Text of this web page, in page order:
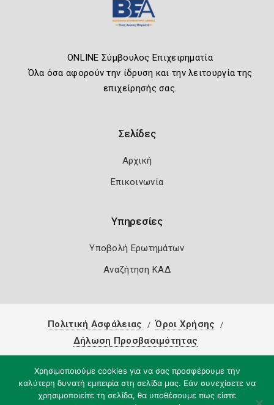
ONLINE Σύμβουλος Επιχειρηματία
Όλα όσα αφορούν την ίδρυση και την λειτουργία της
επιχείρησής σας.
Σελίδες
Αρχική
Επικοινωνία
Υπηρεσίες
Υποβολή Ερωτημάτων
Αναζήτηση ΚΑΔ
Πολιτική Ασφάλειας
Όροι Χρήσης
Δήλωση Προσβασιμότητας
Χρησιμοποιούμε cookies για να σας προσφέρουμε την
καλύτερη δυνατή εμπειρία στη σελίδα μας. Εάν συνεχίσετε να
χρησιμοποιείτε τη σελίδα, θα υποθέσουμε πως είστε